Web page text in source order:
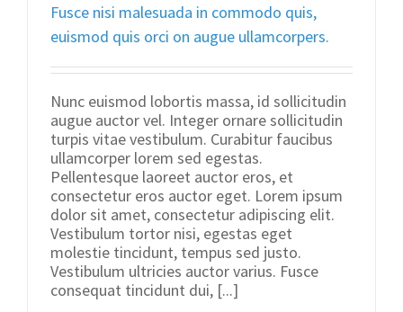
Fusce nisi malesuada in commodo quis,
euismod quis orci on augue ullamcorpers.
Nunc euismod lobortis massa, id sollicitudin
augue auctor vel. Integer ornare sollicitudin
turpis vitae vestibulum. Curabitur faucibus
ullamcorper lorem sed egestas.
Pellentesque laoreet auctor eros, et
consectetur eros auctor eget. Lorem ipsum
dolor sit amet, consectetur adipiscing elit.
Vestibulum tortor nisi, egestas eget
molestie tincidunt, tempus sed justo.
Vestibulum ultricies auctor varius. Fusce
consequat tincidunt dui, [...]